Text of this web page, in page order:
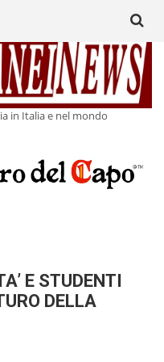
in Italia e nel mondo
for:
E STUDENTI
DELLA